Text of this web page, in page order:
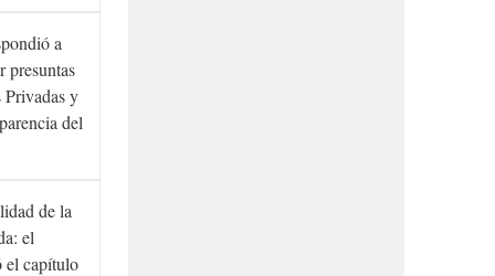
a
presuntas
Privadas y
del
de la
el
el capítulo